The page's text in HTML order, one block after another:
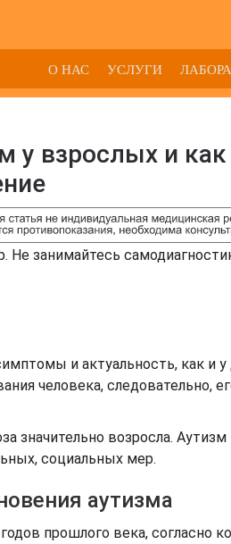
О НАС УСЛУГИ
у взрослых и
Не занимайтесь
и актуальность, как и
человека,
значительно возросла.
социальных мер.
аутизма
прошлого века, согласно